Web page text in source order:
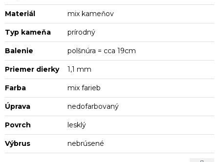
Materiál mix kameňov
Typ kameňa prírodný
Balenie polšnúra = cca 19cm
Priemer dierky 1,1 mm
Farba mix farieb
Úprava nedofarbovaný
Povrch lesklý
Výbrus nebrúsené